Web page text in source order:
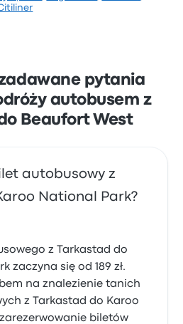
otrzymała w Busbud
pytania
autobusem z
Beaufort West
autobusowy z
National Park?
z Tarkastad do
zaczyna się od 189 zł.
na znalezienie tanich
z Tarkastad do Karoo
biletów